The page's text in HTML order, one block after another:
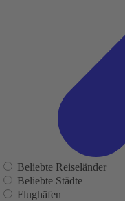
Beliebte Reiseländer
Beliebte Städte
Flughäfen